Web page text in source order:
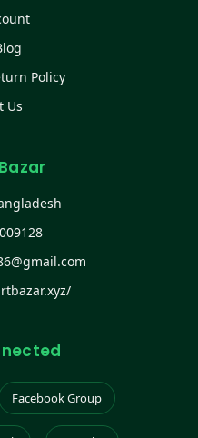
Policy
Us
Facebook Group